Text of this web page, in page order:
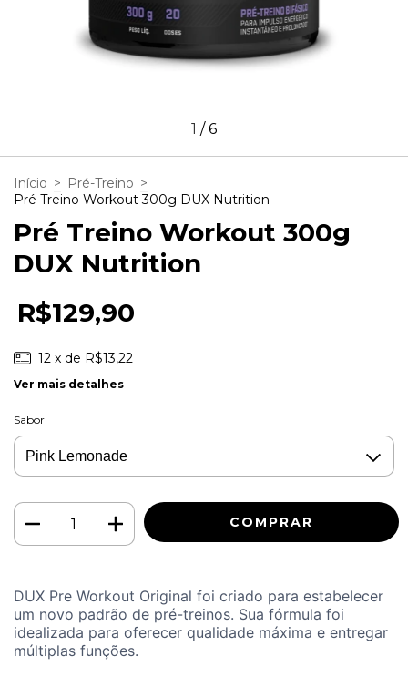
1 /6
Início > Pré-Treino >
Pré Treino Workout 300g DUX Nutrition
Pré Treino Workout 300g
DUX Nutrition
R$129,90
12 x de R$13,22
Ver mais detalhes
Sabor
DUX Pre Workout Original foi criado para estabelecer
um novo padrão de pré-treinos. Sua fórmula foi
idealizada para oferecer qualidade máxima e entregar
múltiplas funções.